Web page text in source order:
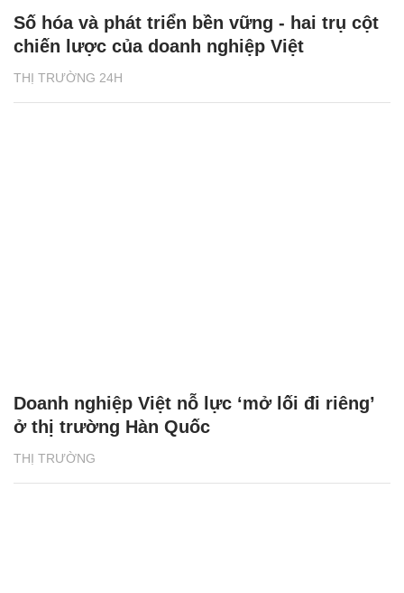
THỊ TRƯỜNG 24H
Số hóa và phát triển bền vững - hai trụ cột
chiến lược của doanh nghiệp Việt
THỊ TRƯỜNG
Doanh nghiệp Việt nỗ lực ‘mở lối đi riêng’
ở thị trường Hàn Quốc